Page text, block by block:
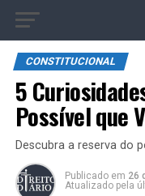
CONSTITUCIONAL
5
Possível que
Descubra a reserva do
Publicado em 26
Atualizado pela